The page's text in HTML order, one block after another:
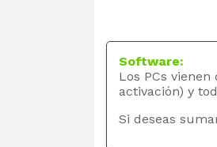
Software:
Los PCs
activación) y
Si deseas